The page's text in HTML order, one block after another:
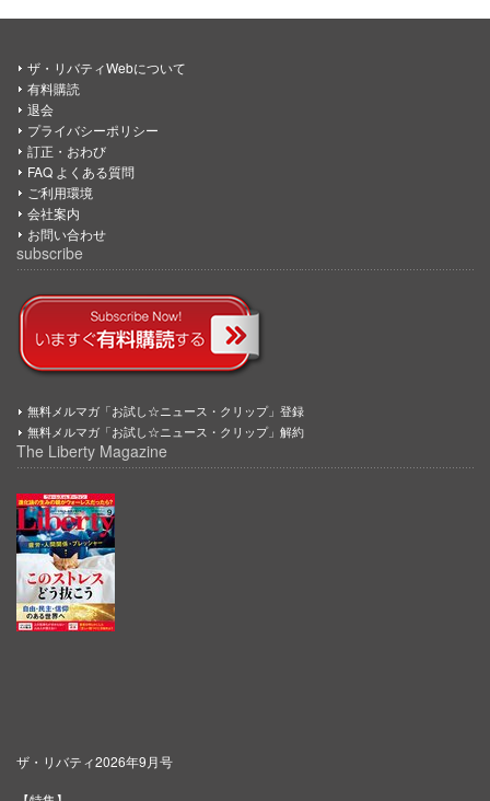
ザ・リバティWebについて
有料購読
退会
プライバシーポリシー
訂正・おわび
FAQ よくある質問
ご利用環境
会社案内
お問い合わせ
subscribe
無料メルマガ「お試し☆ニュース・クリップ」登録
無料メルマガ「お試し☆ニュース・クリップ」解約
The Liberty Magazine
ザ・リバティ2026年9月号